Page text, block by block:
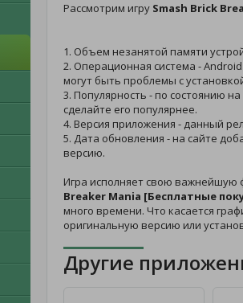
Рассмотрим игру Smash Brick
1. Объем незанятой памяти
2. Операционная система -
могут быть проблемы с
3. Популярность - по состоянию
сделайте его популярнее.
4. Версия приложения - данный
5. Дата обновления - на сайте
версию.
Игра исполняет свою важнейшую
Breaker Mania [Бесплатные
много времени. Что касается
оригинальную версию или
Другие